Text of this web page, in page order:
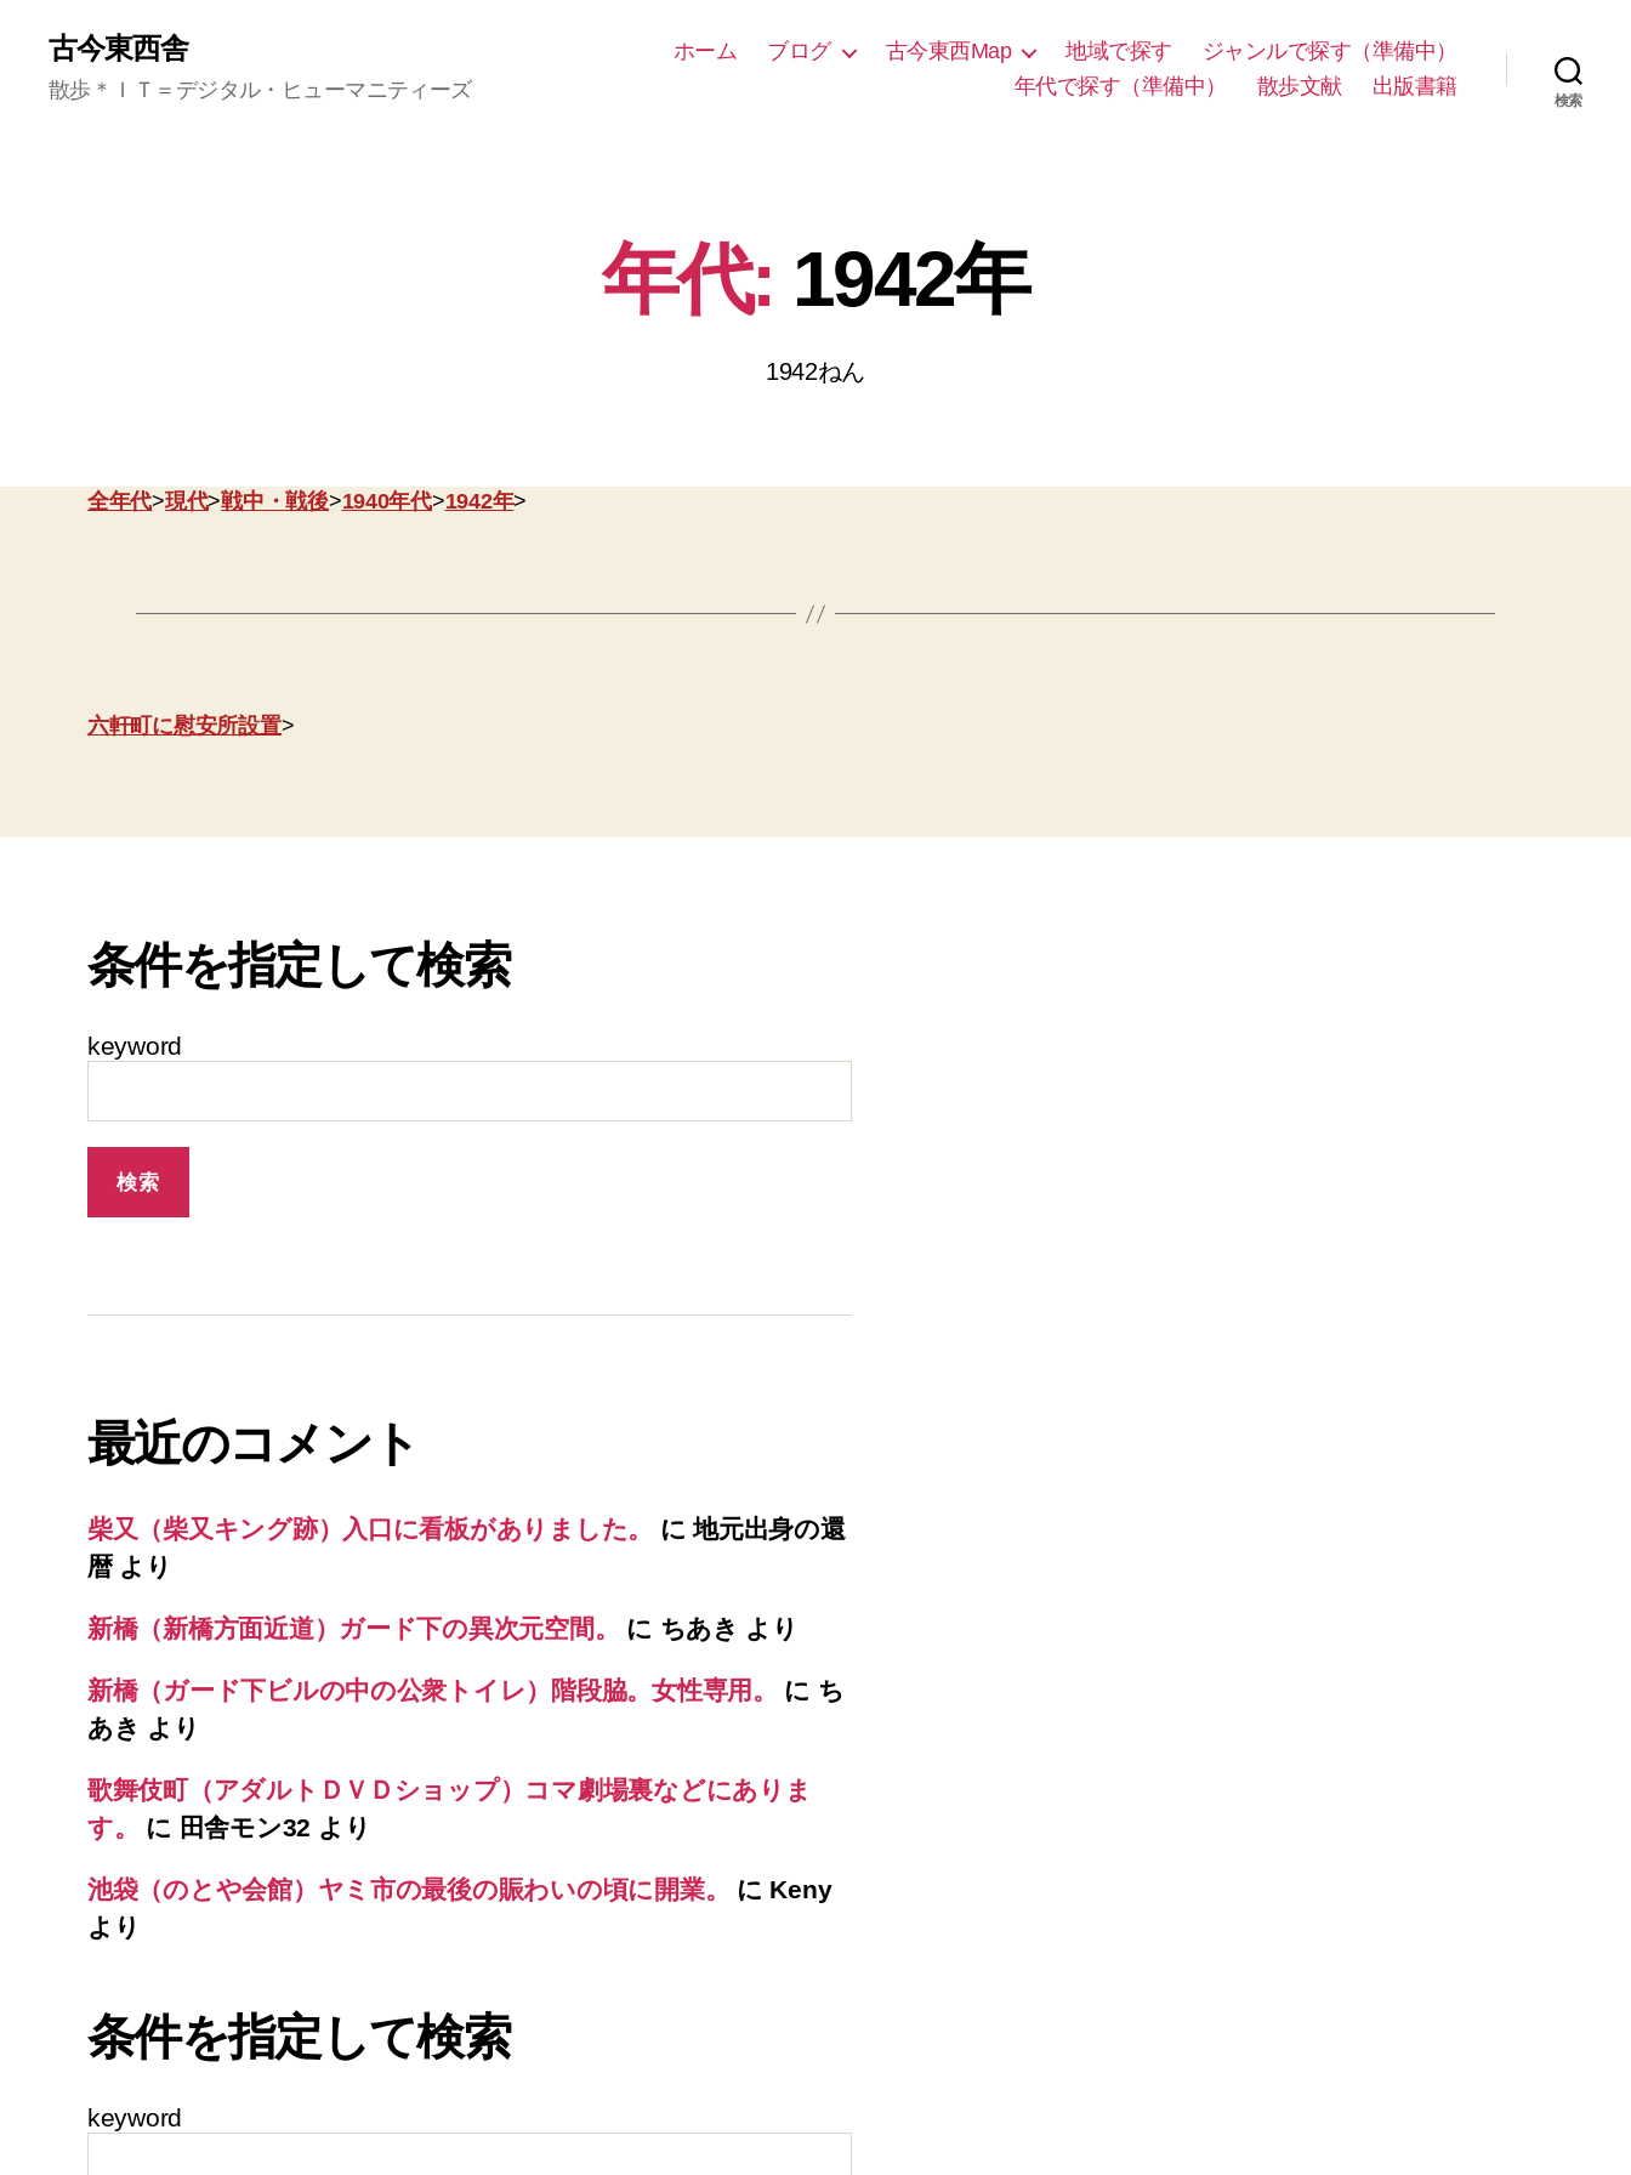
古今東西舎
散歩＊ＩＴ＝デジタル・ヒューマニティーズ
ホーム ブログ 古今東西Map 地域で探す
ジャンルで探す（準備中）
年代で探す（準備中）
散歩文献 出版書籍
検索
年代: 1942年
1942ねん
全年代>現代>戦中・戦後>1940年代>1942年>
六軒町に慰安所設置>
条件を指定して検索
keyword
最近のコメント
柴又（柴又キング跡）入口に看板がありました。 に地元出身の還
暦より
新橋（新橋方面近道）ガード下の異次元空間。 に ちあき より
新橋（ガード下ビルの中の公衆トイレ）階段脇。女性専用。 に ち
あき より
歌舞伎町（アダルトＤＶＤショップ）コマ劇場裏などにありま
す。
に 田舎モン32 より
池袋（のとや会館）ヤミ市の最後の賑わいの頃に開業。 に Keny
より
条件を指定して検索
keyword